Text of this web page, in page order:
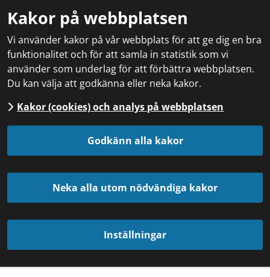
Kakor på webbplatsen
Vi använder kakor på vår webbplats för att ge dig en bra
funktionalitet och för att samla in statistik som vi
använder som underlag för att förbättra webbplatsen.
Du kan välja att godkänna eller neka kakor.
Kakor (cookies) och analys på webbplatsen
Godkänn alla kakor
Neka alla utom nödvändiga kakor
Inställningar